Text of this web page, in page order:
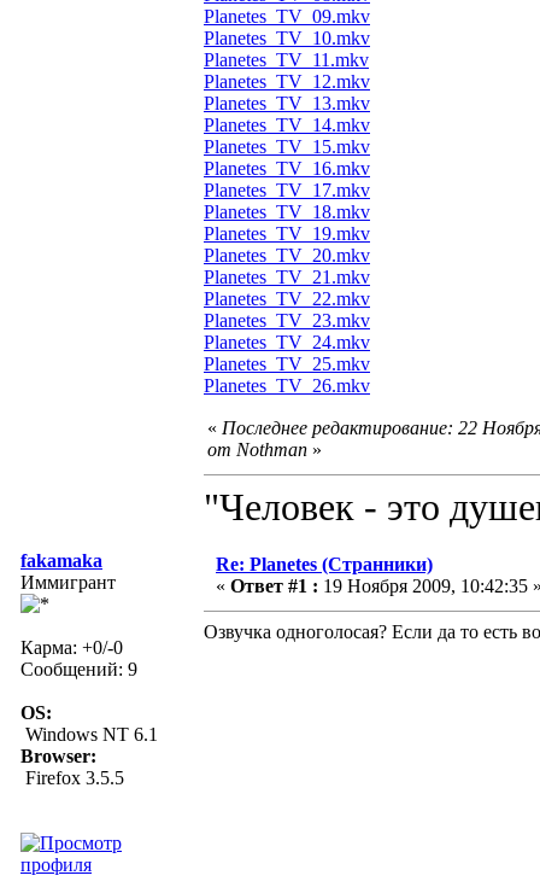
Planetes_TV_09.mkv
Planetes_TV_10.mkv
Planetes_TV_11.mkv
Planetes_TV_12.mkv
Planetes_TV_13.mkv
Planetes_TV_14.mkv
Planetes_TV_15.mkv
Planetes_TV_16.mkv
Planetes_TV_17.mkv
Planetes_TV_18.mkv
Planetes_TV_19.mkv
Planetes_TV_20.mkv
Planetes_TV_21.mkv
Planetes_TV_22.mkv
Planetes_TV_23.mkv
Planetes_TV_24.mkv
Planetes_TV_25.mkv
Planetes_TV_26.mkv
« Последнее редактирование: 22
от Nothman »
"Человек - это
fakamaka
Иммигрант
Карма: +0/-0
Сообщений: 9
OS:
Windows NT 6.1
Browser:
Firefox 3.5.5
Re: Planetes (Странники)
« Ответ #1 : 19 Ноября 2009, 10:42:35
Озвучка одноголосая? Если да то есть